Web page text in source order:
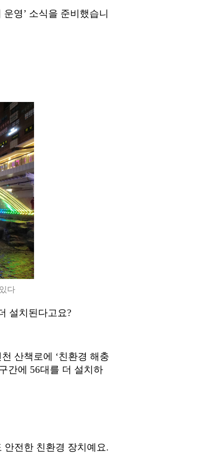
운영’ 소식을 준비했습니
다
설치된다고요?
산책로에 ‘친환경 해충
간에 56대를 더 설치하
전한 친환경 장치예요.